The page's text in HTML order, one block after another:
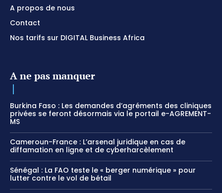
A propos de nous
Contact
Nos tarifs sur DIGITAL Business Africa
A ne pas manquer
Burkina Faso : Les demandes d’agréments des cliniques
privées se feront désormais via le portail e-AGREMENT-
MS
Cameroun-France : L’arsenal juridique en cas de
diffamation en ligne et de cyberharcèlement
Sénégal : La FAO teste le « berger numérique » pour
lutter contre le vol de bétail